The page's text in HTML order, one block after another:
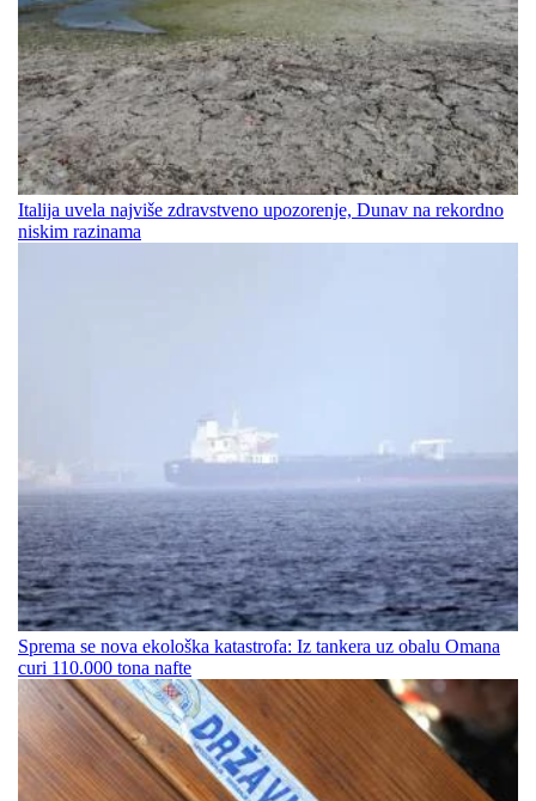
Italija uvela najviše zdravstveno upozorenje, Dunav na rekordno
niskim razinama
Sprema se nova ekološka katastrofa: Iz tankera uz obalu Omana
curi 110.000 tona nafte